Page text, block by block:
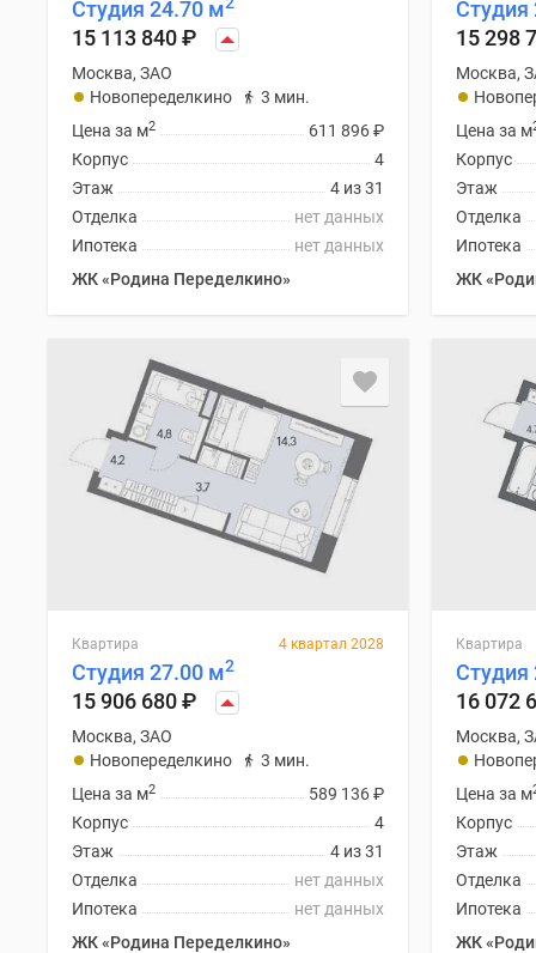
Рассрочка
Траншевая
коттеджи
Коттеджные
Студия 24.70 м
15 113 840₽
Москва, ЗАО
Новопеределкино
3 мин.
611 896₽
Цена за м2
4
Корпус
4 из 31
Этаж
нет данных
Отделка
нет данных
Ипотека
ЖК «Родина Переделкино»
Студия
15 298
Москва,
Цена за м
Корпус
Этаж
Отделка
Ипотека
ЖК
Квартира 4 квартал 2028
Студия 27.00 м2
15 906 680₽
Москва, ЗАО
Новопеределкино
3 мин.
589 136₽
Цена за м2
4
Корпус
4 из 31
Этаж
нет данных
Отделка
нет данных
Ипотека
ЖК «Родина Переделкино»
Квартира
Студия
16 072
Москва,
Цена за м
Корпус
Этаж
Отделка
Ипотека
ЖК